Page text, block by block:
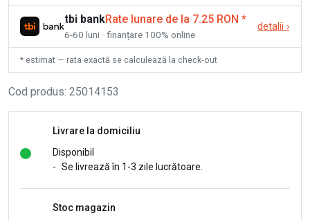
tbi bankRate lunare de la 7.25 RON *
6-60 luni · finanțare 100% online
detalii ›
* estimat — rata exactă se calculează la check-out
Cod produs: 25014153
Livrare la domiciliu
Disponibil
- Se livrează în 1-3 zile lucrătoare.
Stoc magazin